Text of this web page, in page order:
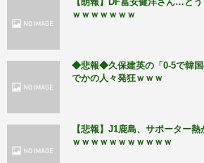
【朗報】DF冨安健洋さん…と
ｗｗｗｗｗｗｗ
◆悲報◆久保建英の「0-5で韓国
でかの人々発狂ｗｗｗ
【悲報】J1鹿島、サポーター
ｗｗｗｗｗｗｗｗｗｗｗ